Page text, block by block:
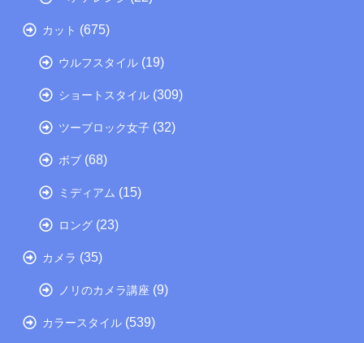
カット (675)
ウルフスタイル (19)
ショートスタイル (309)
ツーブロック女子 (32)
ボブ (68)
ミディアム (15)
ロング (23)
カメラ (35)
ノリのカメラ講座 (9)
カラースタイル (539)